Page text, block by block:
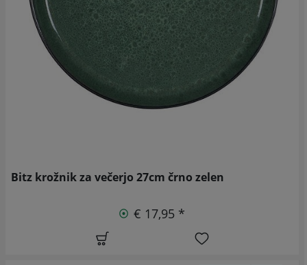
Bitz krožnik za večerjo 27cm črno zelen
€ 17,95 *